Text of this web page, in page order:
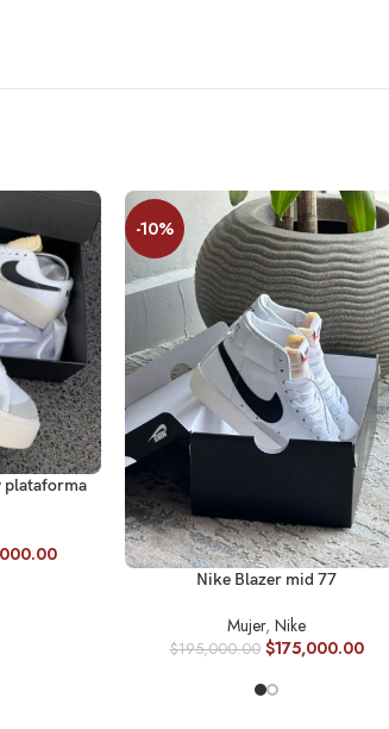
plataforma
-10%
SELECCIONAR OPCIONES
Nike Blazer mid 77
Mujer, Nike
$195,000.00 $175,000.00